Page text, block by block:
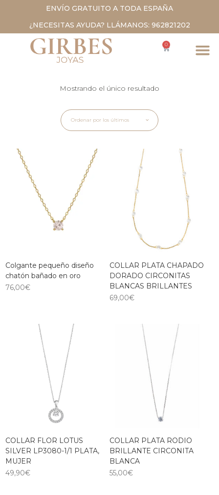
ENVÍO GRATUITO A TODA ESPAÑA
¿NECESITAS AYUDA? LLÁMANOS: 962821202
0
Mostrando el único resultado
Ordenar por los últimos
Colgante pequeño diseño
chatón bañado en oro
76,00€
COLLAR PLATA CHAPADO
DORADO CIRCONITAS
BLANCAS BRILLANTES
69,00€
COLLAR FLOR LOTUS
SILVER LP3080-1/1 PLATA,
MUJER
49,90€
COLLAR PLATA RODIO
BRILLANTE CIRCONITA
BLANCA
55,00€